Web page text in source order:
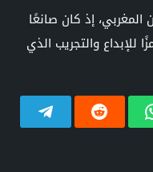
المغربي، إذ كان صانعًا
للإبداع والتجريب الذي